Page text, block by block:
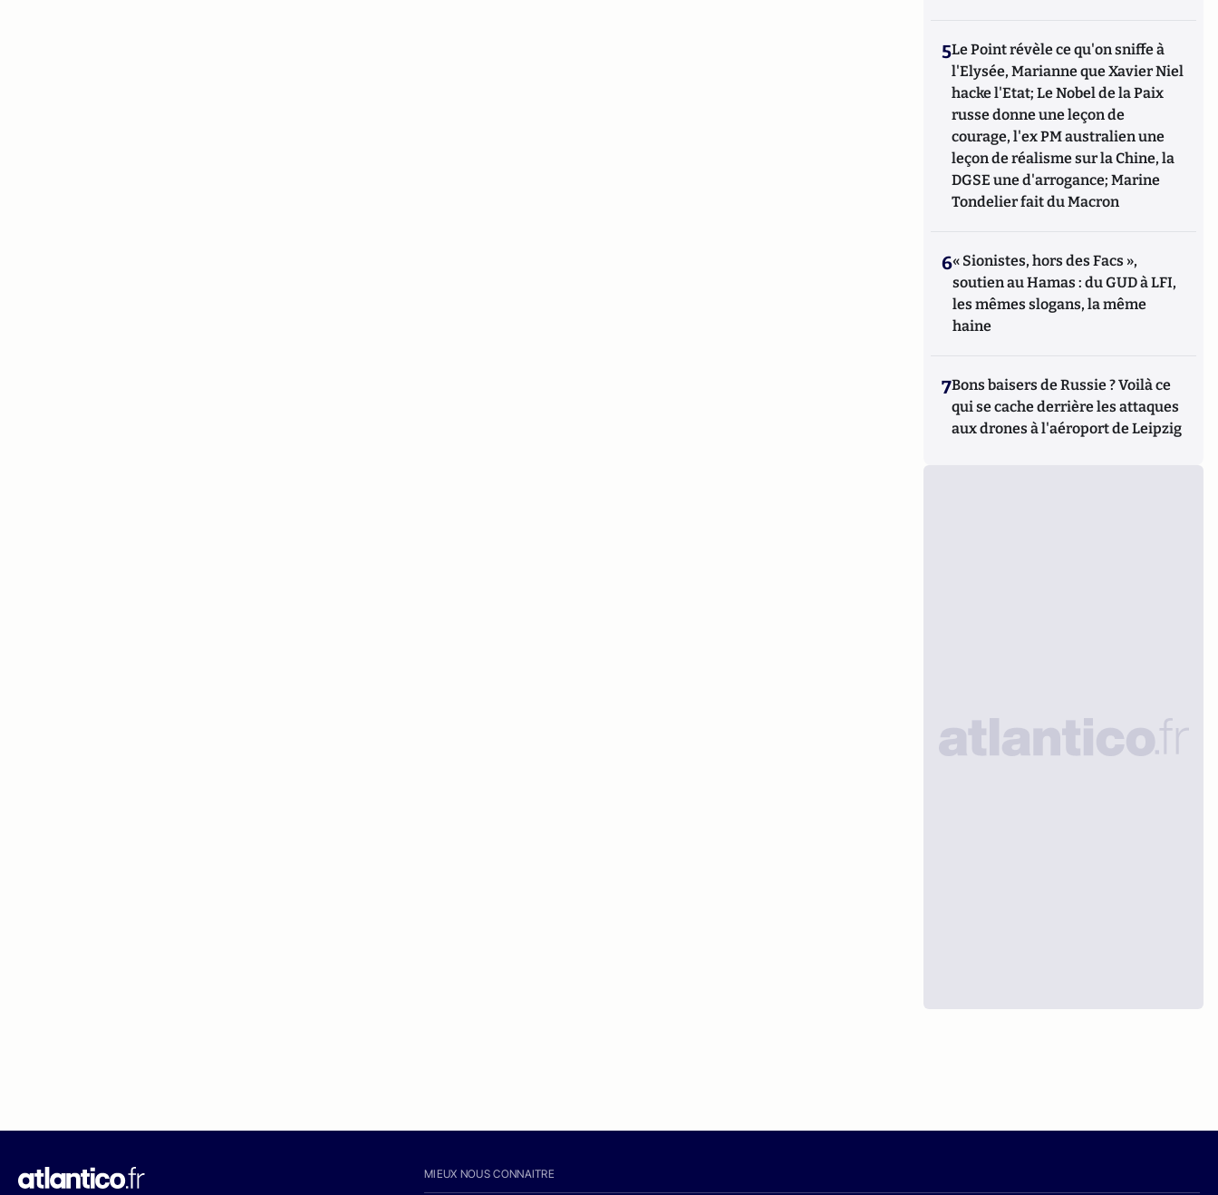
5Le Point révèle ce qu'on sniffe à
l'Elysée, Marianne que Xavier Niel
hacke l'Etat; Le Nobel de la Paix
russe donne une leçon de
courage, l'ex PM australien une
leçon de réalisme sur la Chine, la
DGSE une d'arrogance; Marine
Tondelier fait du Macron
6« Sionistes, hors des Facs »,
soutien au Hamas : du GUD à LFI,
les mêmes slogans, la même
haine
7Bons baisers de Russie ? Voilà ce
qui se cache derrière les attaques
aux drones à l'aéroport de Leipzig
MIEUX NOUS CONNAITRE